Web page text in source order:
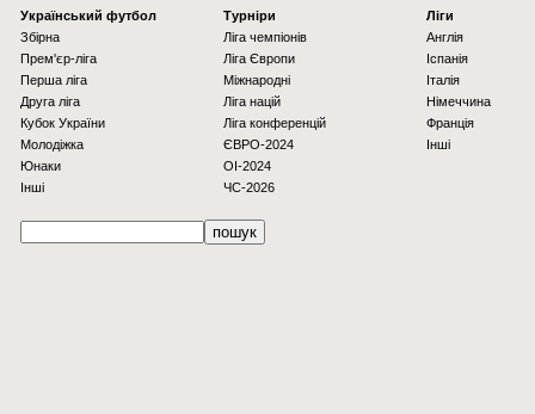
Українcький футбол
Збірна
Прем'єр-ліга
Перша ліга
Друга ліга
Кубок України
Молодіжка
Юнаки
Інші
Турніри
Ліга чемпіонів
Ліга Європи
Міжнародні
Ліга націй
Ліга конференцій
ЄВРО-2024
OI-2024
ЧС-2026
Ліги
Англія
Іспанія
Італія
Німеччина
Франція
Інші